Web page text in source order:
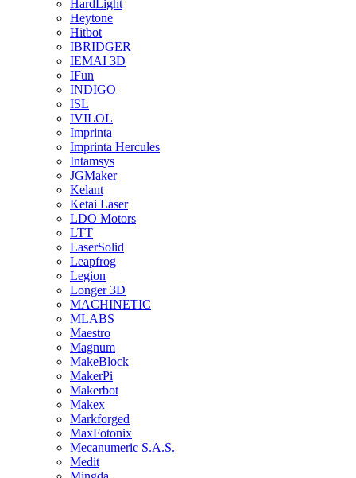
HardLight
Heytone
Hitbot
IBRIDGER
IEMAI 3D
IFun
INDIGO
ISL
IVILOL
Imprinta
Imprinta Hercules
Intamsys
JGMaker
Kelant
Ketai Laser
LDO Motors
LTT
LaserSolid
Leapfrog
Legion
Longer 3D
MACHINETIC
MLABS
Maestro
Magnum
MakeBlock
MakerPi
Makerbot
Makex
Markforged
MaxFotonix
Mecanumeric S.A.S.
Medit